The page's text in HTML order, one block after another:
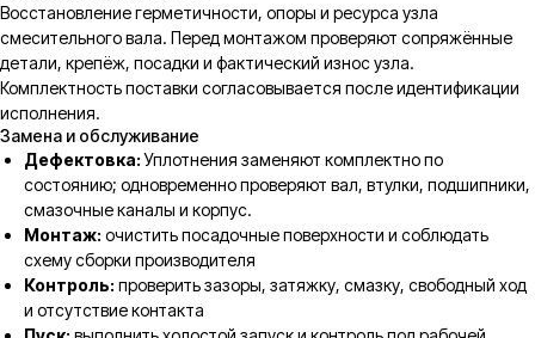
Восстановление герметичности, опоры и ресурса узла
смесительного вала. Перед монтажом проверяют сопряжённые
детали, крепёж, посадки и фактический износ узла.
Комплектность поставки согласовывается после идентификации
исполнения.
Замена и обслуживание
Дефектовка:Уплотнения заменяют комплектно по
состоянию; одновременно проверяют вал, втулки, подшипники,
смазочные каналы и корпус.
Монтаж: очистить посадочные поверхности и соблюдать
схему сборки производителя
Контроль: проверить зазоры, затяжку, смазку, свободный ход
и отсутствие контакта